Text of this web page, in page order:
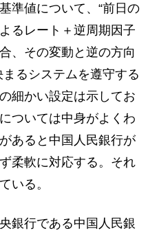
準値について、“前日の
るレート＋逆周期因子
、その変動と逆の方向
るシステムを遵守する
細かい設定は示してお
ついては中身がよくわ
あると中国人民銀行が
柔軟に対応する。それ
いる。
銀行である中国人民銀